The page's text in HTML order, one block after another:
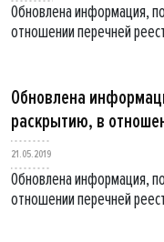
Обновлена информация,
отношении перечней
Обновлена
раскрытию, в
21.05.2019
Обновлена информация,
отношении перечней